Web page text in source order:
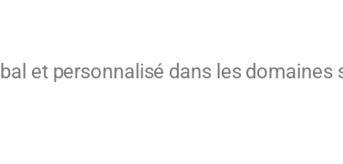
et personnalisé dans les domaines